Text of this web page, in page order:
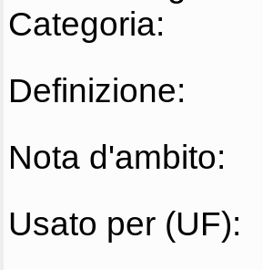
Categoria:
Definizione:
Nota d'ambito:
Usato per (UF):